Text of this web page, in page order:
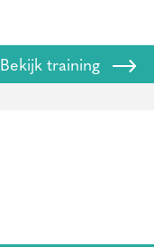
Bekijk training